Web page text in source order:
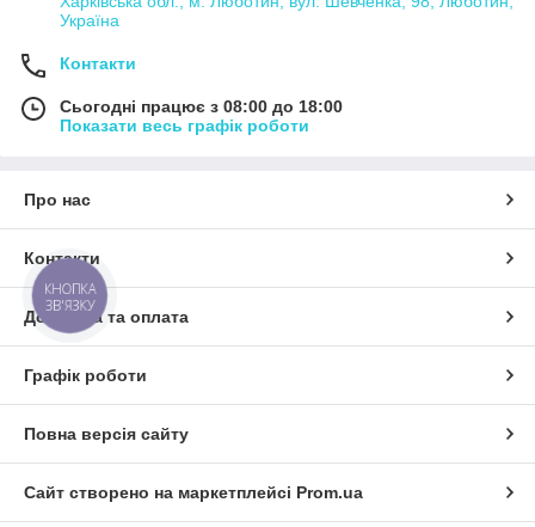
Україна
Контакти
Сьогодні працює з 08:00 до 18:00
Показати весь графік роботи
Про нас
Контакти
Доставка та оплата
Графік роботи
Повна версія сайту
Сайт створено на маркетплейсі Prom.ua
КНОПКА
ЗВ'ЯЗКУ